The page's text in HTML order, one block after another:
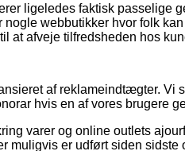
ligeledes faktisk passelige
nogle webbutikker hvor folk
at afveje tilfredsheden hos
af reklameindtægter. Vi
hvis en af vores brugere
varer og online outlets
muligvis er udført siden sidste